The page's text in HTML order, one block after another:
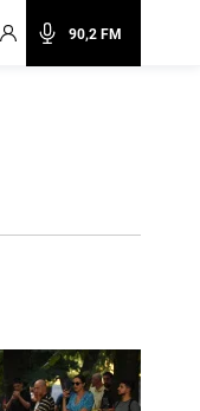
90,2 FM